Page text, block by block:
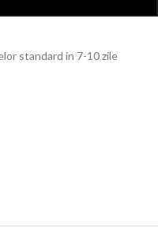
standard in 7-10 zile